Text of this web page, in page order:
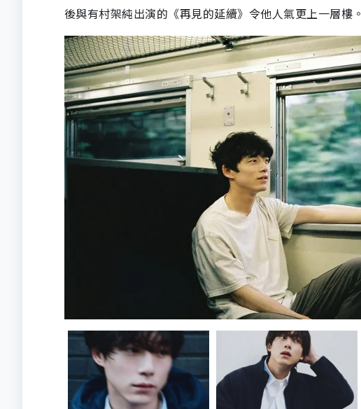
後與有村架純出演的《再見的延續》令他人氣更上一層樓。